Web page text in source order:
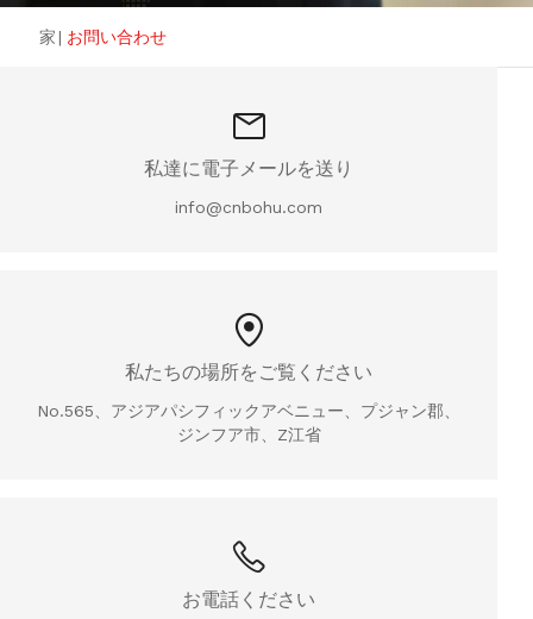
家| お問い合わせ
私達に電子メールを送り
info@cnbohu.com
私たちの場所をご覧ください
No.565、アジアパシフィックアベニュー、プジャン郡、
ジンフア市、Z江省
お電話ください